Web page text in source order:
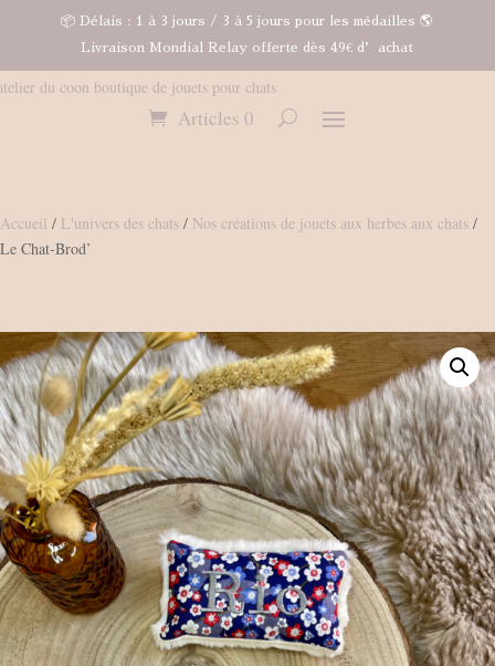
📦 Délais : 1 à 3 jours / 3 à 5 jours pour les médailles 🌎
Livraison Mondial Relay offerte dès 49€ d’achat
Articles 0
Accueil / L'univers des chats / Nos créations de jouets aux herbes aux chats /
Le Chat-Brod’